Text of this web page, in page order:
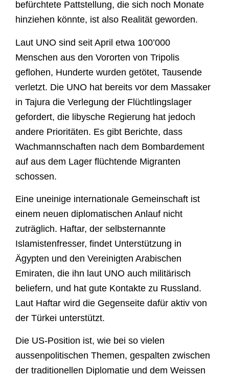
befürchtete Pattstellung, die sich noch Monate
hinziehen könnte, ist also Realität geworden.
Laut UNO sind seit April etwa 100’000
Menschen aus den Vororten von Tripolis
geflohen, Hunderte wurden getötet, Tausende
verletzt. Die UNO hat bereits vor dem Massaker
in Tajura die Verlegung der Flüchtlingslager
gefordert, die libysche Regierung hat jedoch
andere Prioritäten. Es gibt Berichte, dass
Wachmannschaften nach dem Bombardement
auf aus dem Lager flüchtende Migranten
schossen.
Eine uneinige internationale Gemeinschaft ist
einem neuen diplomatischen Anlauf nicht
zuträglich. Haftar, der selbsternannte
Islamistenfresser, findet Unterstützung in
Ägypten und den Vereinigten Arabischen
Emiraten, die ihn laut UNO auch militärisch
beliefern, und hat gute Kontakte zu Russland.
Laut Haftar wird die Gegenseite dafür aktiv von
der Türkei unterstützt.
Die US-Position ist, wie bei so vielen
aussenpolitischen Themen, gespalten zwischen
der traditionellen Diplomatie und dem Weissen